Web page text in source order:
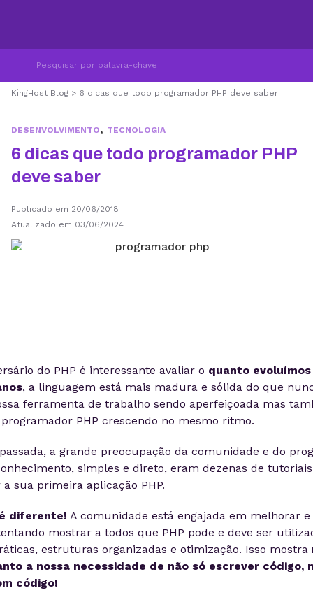
KingHost Blog > 6 dicas que todo programador PHP deve saber
DESENVOLVIMENTO, TECNOLOGIA
6 dicas que todo programador PHP
deve saber
Publicado em 20/06/2018
Atualizado em 03/06/2024
do PHP é interessante avaliar o quanto
, a linguagem está mais madura e sólida do que
ferramenta de trabalho sendo aperfeiçoada mas
PHP crescendo no mesmo ritmo.
a grande preocupação da comunidade e do
simples e direto, eram dezenas de
sua primeira aplicação PHP.
diferente! A comunidade está engajada em melhorar
mostrar a todos que PHP pode e deve ser
estruturas organizadas e otimização. Isso mostra
a nossa necessidade de não só escrever código,
código!